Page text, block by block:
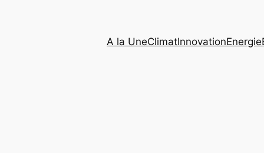
A la UneClimatInnovationEnergie